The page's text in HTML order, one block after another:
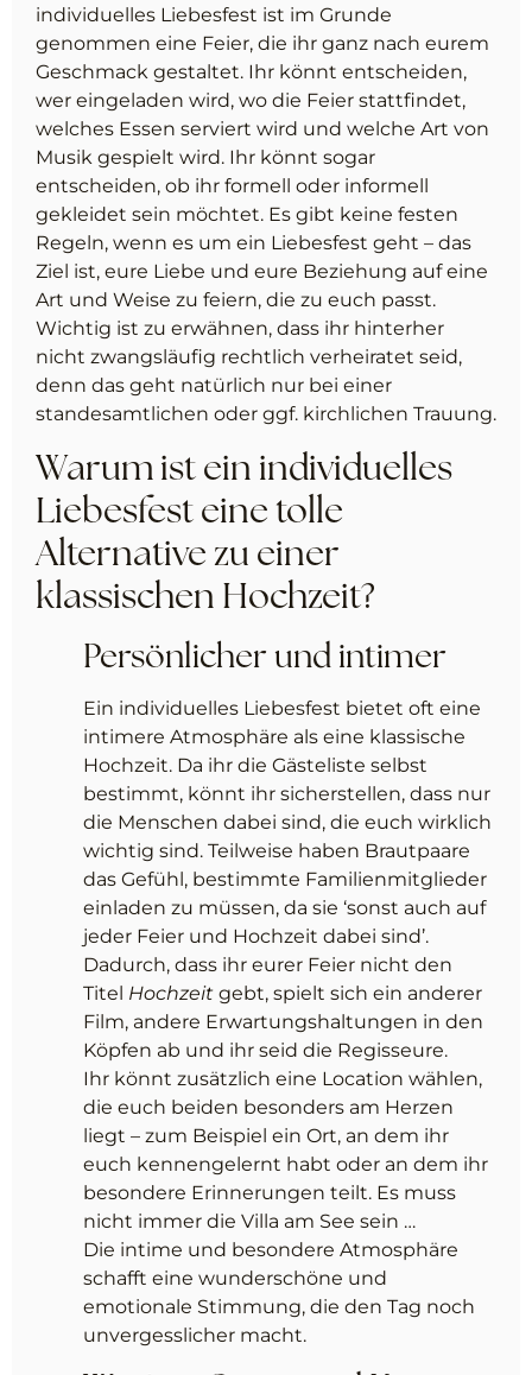
individuelles Liebesfest ist im Grunde
genommen eine Feier, die ihr ganz nach eurem
Geschmack gestaltet. Ihr könnt entscheiden,
wer eingeladen wird, wo die Feier stattfindet,
welches Essen serviert wird und welche Art von
Musik gespielt wird. Ihr könnt sogar
entscheiden, ob ihr formell oder informell
gekleidet sein möchtet. Es gibt keine festen
Regeln, wenn es um ein Liebesfest geht – das
Ziel ist, eure Liebe und eure Beziehung auf eine
Art und Weise zu feiern, die zu euch passt.
Wichtig ist zu erwähnen, dass ihr hinterher
nicht zwangsläufig rechtlich verheiratet seid,
denn das geht natürlich nur bei einer
standesamtlichen oder ggf. kirchlichen Trauung.
Warum ist ein individuelles
Liebesfest eine tolle
Alternative zu einer
klassischen Hochzeit?
Persönlicher und intimer
Ein individuelles Liebesfest bietet oft eine
intimere Atmosphäre als eine klassische
Hochzeit. Da ihr die Gästeliste selbst
bestimmt, könnt ihr sicherstellen, dass nur
die Menschen dabei sind, die euch wirklich
wichtig sind. Teilweise haben Brautpaare
das Gefühl, bestimmte Familienmitglieder
einladen zu müssen, da sie ‘sonst auch auf
jeder Feier und Hochzeit dabei sind’.
Dadurch, dass ihr eurer Feier nicht den
Titel Hochzeit gebt, spielt sich ein anderer
Film, andere Erwartungshaltungen in den
Köpfen ab und ihr seid die Regisseure.
Ihr könnt zusätzlich eine Location wählen,
die euch beiden besonders am Herzen
liegt – zum Beispiel ein Ort, an dem ihr
euch kennengelernt habt oder an dem ihr
besondere Erinnerungen teilt. Es muss
nicht immer die Villa am See sein …
Die intime und besondere Atmosphäre
schafft eine wunderschöne und
emotionale Stimmung, die den Tag noch
unvergesslicher macht.